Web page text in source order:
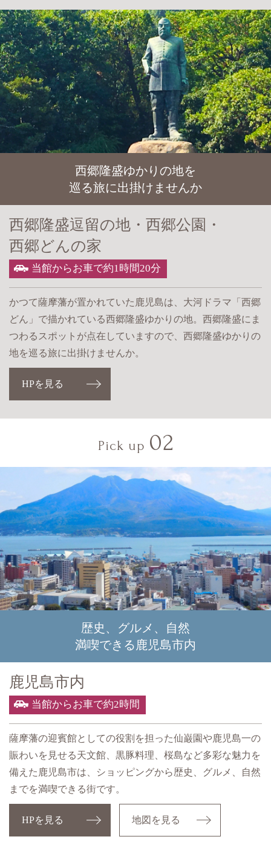
西郷隆盛ゆかりの地を
巡る旅に出掛けませんか
西郷隆盛逗留の地・ 西郷公園・
西郷どんの家
当館からお車で約1時間20分
かつて薩摩藩が置かれていた鹿児島は、大河ドラマ「西郷
どん」で描かれている西郷隆盛ゆかりの地。西郷隆盛にま
つわるスポットが点在していますので、西郷隆盛ゆかりの
地を巡る旅に出掛けませんか。
HPを見る
Pick up 02
歴史、グルメ、自然
満喫できる鹿児島市内
鹿児島市内
当館からお車で約2時間
薩摩藩の迎賓館としての役割を担った仙巌園や鹿児島一の
賑わいを見せる天文館、黒豚料理、桜島など多彩な魅力を
備えた鹿児島市は、ショッピングから歴史、グルメ、自然
までを満喫できる街です。
HPを見る 地図を見る